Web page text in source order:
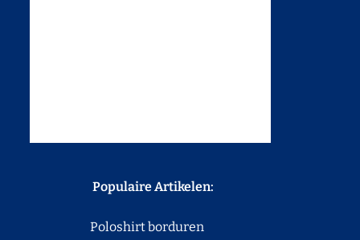
Populaire Artikelen:
Poloshirt borduren